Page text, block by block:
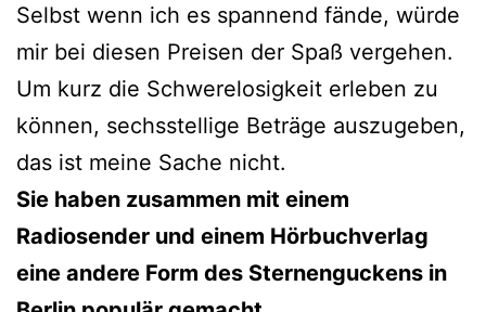
Selbst wenn ich es spannend fände, würde
mir bei diesen Preisen der Spaß vergehen.
Um kurz die Schwerelosigkeit erleben zu
können, sechsstellige Beträge auszugeben,
das ist meine Sache nicht.
Sie haben zusammen mit einem
Radiosender und einem Hörbuchverlag
eine andere Form des Sternenguckens in